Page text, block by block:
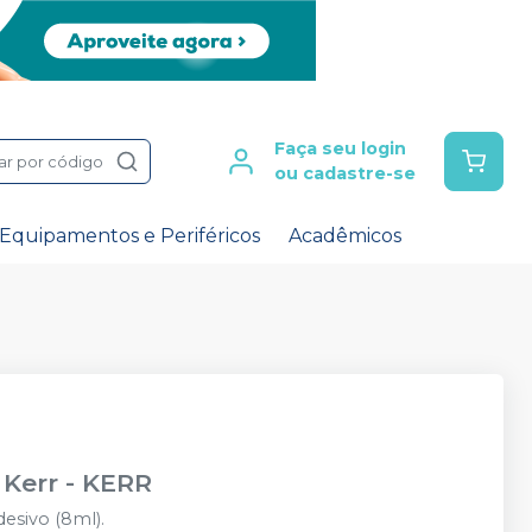
por código
Faça seu login
ou cadastre-se
Equipamentos e Periféricos Acadêmicos
- KERR
(8ml).